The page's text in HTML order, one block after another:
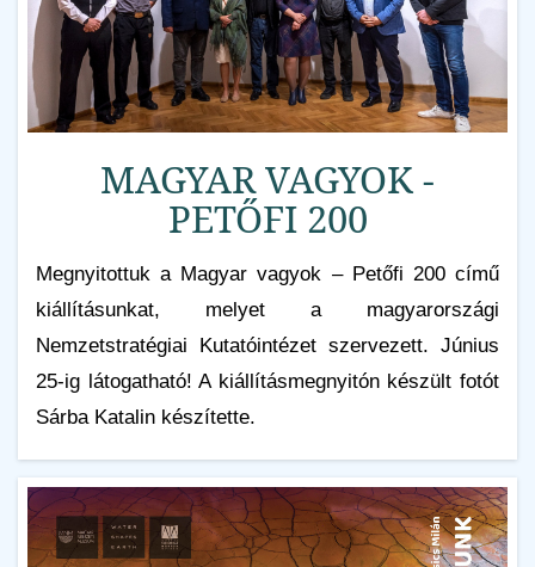
MAGYAR VAGYOK -
PETŐFI 200
Megnyitottuk a Magyar vagyok – Petőfi 200 című
kiállításunkat, melyet a magyarországi
Nemzetstratégiai Kutatóintézet szervezett. Június
25-ig látogatható! A kiállításmegnyitón készült fotót
Sárba Katalin készítette.